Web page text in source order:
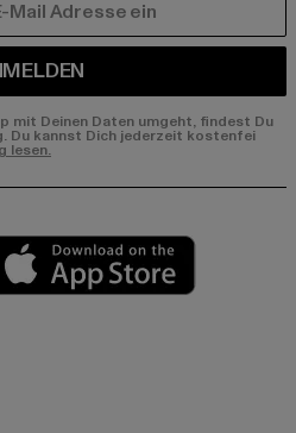
mit Deinen Daten umgeht, findest Du
Du kannst Dich jederzeit kostenfei
lesen.
market